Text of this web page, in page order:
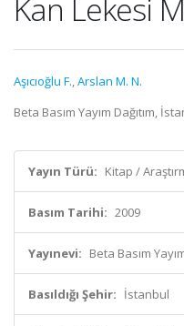
Kan Lekesi
Aşıcıoğlu F.,Arslan M. N.
Beta Basım Yayım Dağıtım,
Yayın Türü: Kitap /
Basım Tarihi: 2009
Yayınevi: Beta Basım
Basıldığı Şehir: İstanbul